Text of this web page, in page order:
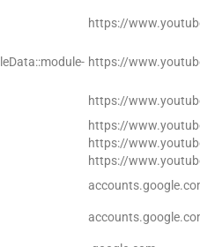
https://
https://
https://
https://
https://
https://